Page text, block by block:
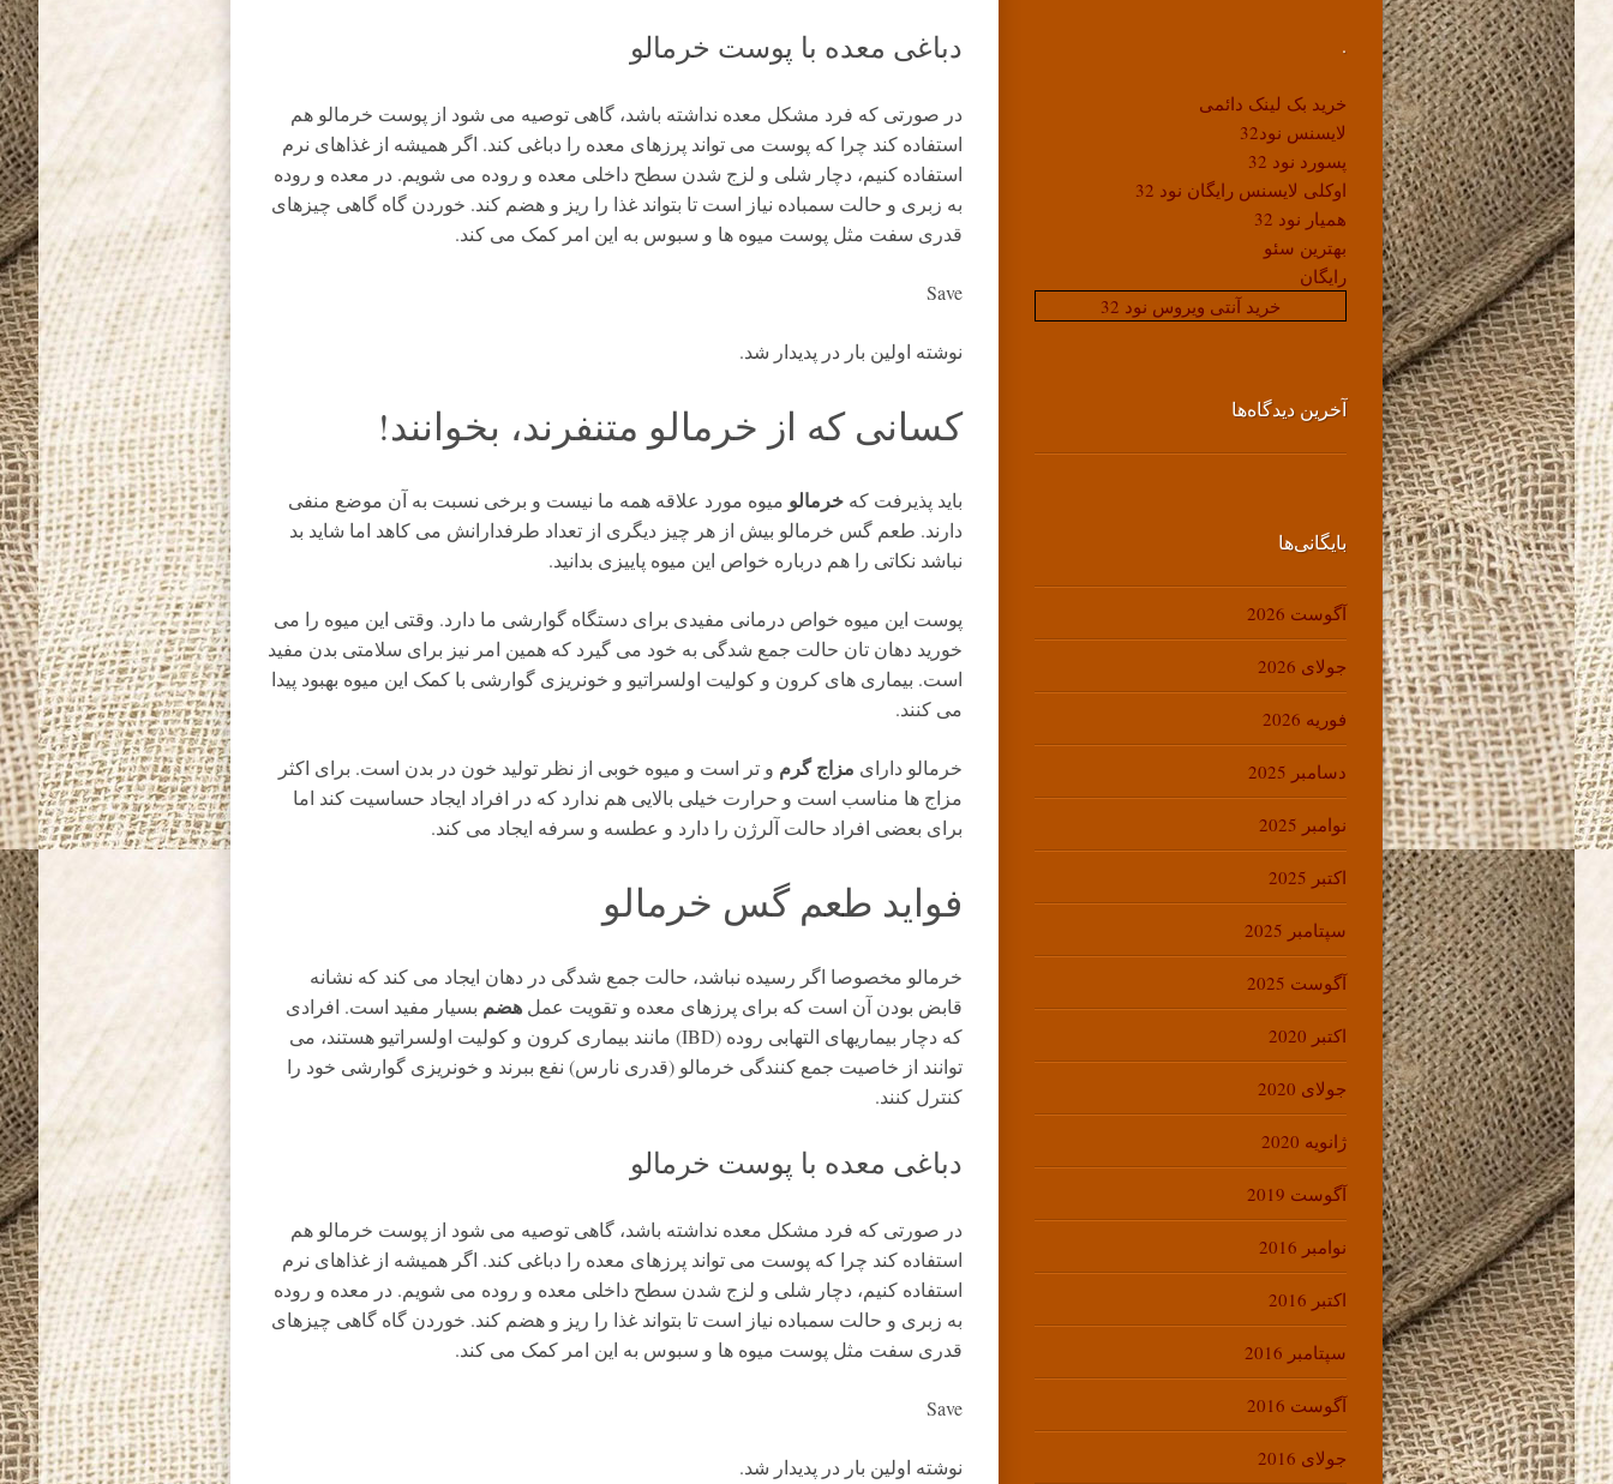
دباغی معده با پوست خرمالو
در صورتی که فرد مشکل معده نداشته باشد، گاهی توصیه می شود از پوست خرمالو هم
استفاده کند چرا که پوست می تواند پرزهای معده را دباغی کند. اگر همیشه از غذاهای نرم
استفاده کنیم، دچار شلی و لزج شدن سطح داخلی معده و روده می شویم. در معده و روده
به زبری و حالت سمباده نیاز است تا بتواند غذا را ریز و هضم کند. خوردن گاه گاهی چیزهای
قدری سفت مثل پوست میوه ها و سبوس به این امر کمک می کند.
Save
نوشته اولین بار در پدیدار شد.
کسانی که از خرمالو متنفرند، بخوانند!
باید پذیرفت که خرمالو میوه مورد علاقه همه ما نیست و برخی نسبت به آن موضع منفی
دارند. طعم گس خرمالو بیش از هر چیز دیگری از تعداد طرفدارانش می کاهد اما شاید بد
نباشد نکاتی را هم درباره خواص این میوه پاییزی بدانید.
پوست این میوه خواص درمانی مفیدی برای دستگاه گوارشی ما دارد. وقتی این میوه را می
خورید دهان تان حالت جمع شدگی به خود می گیرد که همین امر نیز برای سلامتی بدن مفید
است. بیماری های کرون و کولیت اولسراتیو و خونریزی گوارشی با کمک این میوه بهبود پیدا
می کنند.
خرمالو دارای مزاج گرم و تر است و میوه خوبی از نظر تولید خون در بدن است. برای اکثر
مزاج ها مناسب است و حرارت خیلی بالایی هم ندارد که در افراد ایجاد حساسیت کند اما
برای بعضی افراد حالت آلرژن را دارد و عطسه و سرفه ایجاد می کند.
فواید طعم گس خرمالو
خرمالو مخصوصا اگر رسیده نباشد، حالت جمع شدگی در دهان ایجاد می کند که نشانه
قابض بودن آن است که برای پرزهای معده و تقویت عمل هضم بسیار مفید است. افرادی
که دچار بیماریهای التهابی روده (IBD) مانند بیماری کرون و کولیت اولسراتیو هستند، می
توانند از خاصیت جمع کنندگی خرمالو (قدری نارس) نفع ببرند و خونریزی گوارشی خود را
کنترل کنند.
دباغی معده با پوست خرمالو
در صورتی که فرد مشکل معده نداشته باشد، گاهی توصیه می شود از پوست خرمالو هم
استفاده کند چرا که پوست می تواند پرزهای معده را دباغی کند. اگر همیشه از غذاهای نرم
استفاده کنیم، دچار شلی و لزج شدن سطح داخلی معده و روده می شویم. در معده و روده
به زبری و حالت سمباده نیاز است تا بتواند غذا را ریز و هضم کند. خوردن گاه گاهی چیزهای
قدری سفت مثل پوست میوه ها و سبوس به این امر کمک می کند.
Save
نوشته اولین بار در پدیدار شد.
.
خرید بک لینک دائمی
لایسنس نود32
پسورد نود 32
اوکلی لایسنس رایگان نود 32
همیار نود 32
بهترین سئو
رایگان
خرید آنتی ویروس نود 32
آخرین دیدگاه‌ها
بایگانی‌ها
آگوست 2026
جولای 2026
فوریه 2026
دسامبر 2025
نوامبر 2025
اکتبر 2025
سپتامبر 2025
آگوست 2025
اکتبر 2020
جولای 2020
ژانویه 2020
آگوست 2019
نوامبر 2016
اکتبر 2016
سپتامبر 2016
آگوست 2016
جولای 2016